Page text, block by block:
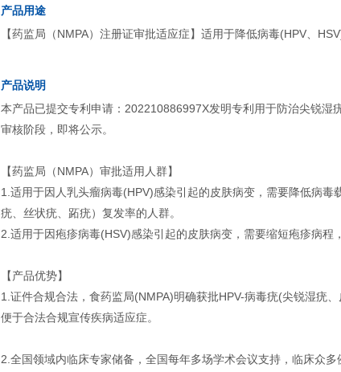
产品用途
【药监局（NMPA）注册证审批适应症】适用于降低病毒(HPV、
产品说明
本产品已提交专利申请：202210886997X发明专利用于防治尖锐湿
审核阶段，即将公示。
【药监局（NMPA）审批适用人群】
1.适用于因人乳头瘤病毒(HPV)感染引起的皮肤病变，需要降低病
疣、丝状疣、跖疣）复发率的人群。
2.适用于因疱疹病毒(HSV)感染引起的皮肤病变，需要缩短疱疹病程
【产品优势】
1.证件合规合法，食药监局(NMPA)明确获批HPV-病毒疣(尖锐湿疣
便于合法合规宣传疾病适应症。
2.全国领域内临床专家储备，全国每年多场学术会议支持，临床众多